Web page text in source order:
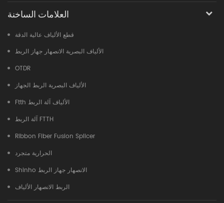
العلامات الساخنة
قطع الألياف عالية الدقة
الألياف البصرية الانصهار جهاز الربط
OTDR
الألياف البصرية الربط الجهاز
Ftth الألياف آلة الربط
آلة الربط FTTH
Ribbon Fiber Fusion Splicer
الحرارية متجرد
Shinho الانصهار جهاز الربط
الربط الانصهار الألياف